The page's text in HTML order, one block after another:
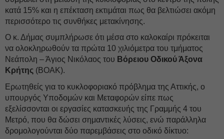
κατά 15% και η επέκταση εκτιμάται πως θα βελτιώσει ακόμη
περισσότερο τις συνθήκες μετακίνησης.
Ο κ. Δήμας συμπλήρωσε ότι μέσα στο καλοκαίρι πρόκειται
να ολοκληρωθούν τα πρώτα 10 χιλιόμετρα του τμήματος
Νεάπολη – Άγιος Νικόλαος του Βόρειου Οδικού Άξονα
Κρήτης (ΒΟΑΚ).
Ερωτηθείς για το κυκλοφοριακό πρόβλημα της Αττικής, ο
υπουργός Υποδομών και Μεταφορών είπε πως
εξελίσσονται οι εργασίες κατασκευής της Γραμμής 4 του
Μετρό, που θα δώσει σημαντικές λύσεις, ενώ παράλληλα
δρομολογούνται δύο παρεμβάσεις στο οδικό δίκτυο: